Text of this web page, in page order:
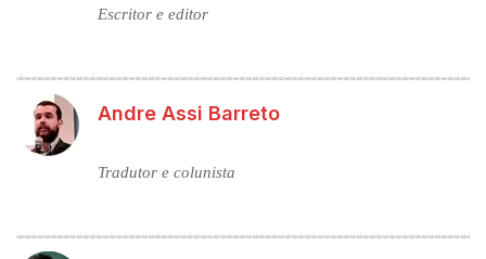
Escritor e editor
Andre Assi Barreto
Tradutor e colunista